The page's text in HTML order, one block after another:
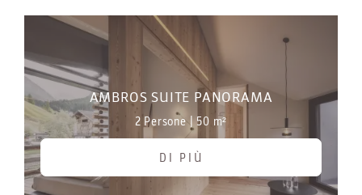
AMBROS SUITE PANORAMA
2 Persone|50 m²
DI PIÙ